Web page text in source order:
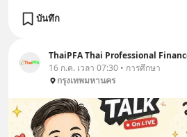
บันทึก
16 ก.ค. เวลา 07:30 • การศึกษา
กรุงเทพมหานคร